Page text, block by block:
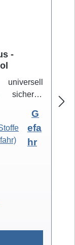
-
sicheren
( 99,8% )
optischen
G
efa
hr